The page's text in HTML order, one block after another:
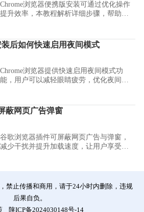
Chrome浏览器便携版安装可通过优化操作
提升效率，本教程解析详细步骤，帮助用
后如何快速启用夜间模式
Chrome浏览器提供快速启用夜间模式功
能，用户可以减轻眼睛疲劳，优化夜间阅
蔽网页广告弹窗
谷歌浏览器插件可屏蔽网页广告与弹窗，
减少干扰并提升加载速度，让用户享受更
禁止传播和商用，请于24小时内删除，违规
后果自负。
陕ICP备2024030148号-14